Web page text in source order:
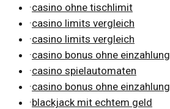
·casino ohne tischlimit
·casino limits vergleich
·casino limits vergleich
·casino bonus ohne einzahlung
·casino spielautomaten
·casino bonus ohne einzahlung
·blackjack mit echtem geld